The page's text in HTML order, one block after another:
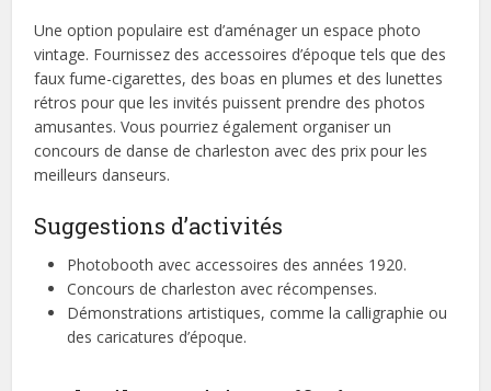
Une option populaire est d’aménager un espace photo
vintage. Fournissez des accessoires d’époque tels que des
faux fume-cigarettes, des boas en plumes et des lunettes
rétros pour que les invités puissent prendre des photos
amusantes. Vous pourriez également organiser un
concours de danse de charleston avec des prix pour les
meilleurs danseurs.
Suggestions d’activités
Photobooth avec accessoires des années 1920.
Concours de charleston avec récompenses.
Démonstrations artistiques, comme la calligraphie ou
des caricatures d’époque.